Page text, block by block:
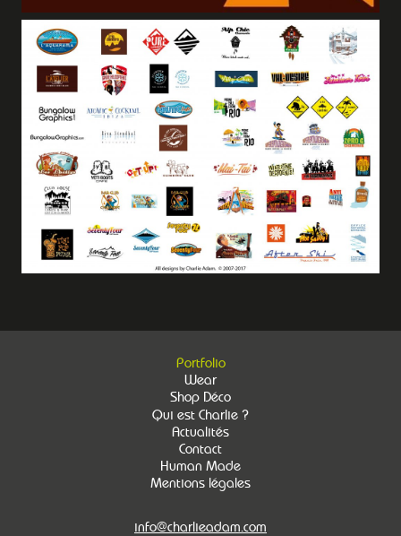
Portfolio
Wear
Shop Déco
Qui est Charlie ?
Actualités
Contact
Human Made
Mentions légales
info@charlieadam.com